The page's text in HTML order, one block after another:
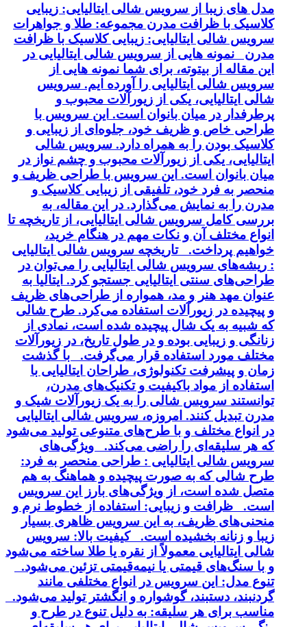
مدل های زیبا از سرویس شالی ایتالیایی: زیبایی
کلاسیک با ظرافت مدرن مجموعه: طلا و جواهرات
سرویس شالی ایتالیایی: زیبایی کلاسیک با ظرافت
مدرن نمونه هایی از سرویس شالی ایتالیایی در
این مقاله از بیتوته، برای شما نمونه هایی از
سرویس شالی ایتالیایی را آورده ایم. سرویس
شالی ایتالیایی، یکی از زیورآلات محبوب و
پرطرفدار در میان بانوان است. این سرویس با
طراحی خاص و ظریف خود، جلوه‌ای از زیبایی و
کلاسیک بودن را به همراه دارد. سرویس شالی
ایتالیایی، یکی از زیورآلات محبوب و چشم نواز در
میان بانوان است. این سرویس با طراحی ظریف و
منحصر به فرد خود، تلفیقی از زیبایی کلاسیک و
مدرن را به نمایش می‌گذارد. در این مقاله، به
بررسی کامل سرویس شالی ایتالیایی، از تاریخچه تا
انواع مختلف آن و نکات مهم در هنگام خرید،
خواهیم پرداخت. تاریخچه سرویس شالی ایتالیایی
: ریشه‌های سرویس شالی ایتالیایی را می‌توان در
طراحی‌های سنتی ایتالیایی جستجو کرد. ایتالیا به
عنوان مهد هنر و مد، همواره از طراحی‌های ظریف
و پیچیده در زیورآلات استفاده می‌کرد. طرح شالی
که شبیه به یک شال پیچیده شده است، نمادی از
زنانگی و زیبایی بوده و در طول تاریخ، در زیورآلات
مختلف مورد استفاده قرار می‌گرفت. با گذشت
زمان و پیشرفت تکنولوژی، طراحان ایتالیایی با
استفاده از مواد باکیفیت و تکنیک‌های مدرن،
توانستند سرویس شالی را به یک زیورآلات شیک و
مدرن تبدیل کنند. امروزه، سرویس شالی ایتالیایی
در انواع مختلف و با طرح‌های متنوعی تولید می‌شود
که هر سلیقه‌ای را راضی می‌کند. ویژگی‌های
سرویس شالی ایتالیایی : طراحی منحصر به فرد:
طرح شالی که به صورت پیچیده و هماهنگ به هم
متصل شده است، از ویژگی‌های بارز این سرویس
است. ظرافت و زیبایی: استفاده از خطوط نرم و
منحنی‌های ظریف، به این سرویس ظاهری بسیار
زیبا و زنانه بخشیده است. کیفیت بالا: سرویس
شالی ایتالیایی معمولاً از نقره یا طلا ساخته می‌شود
و با سنگ‌های قیمتی یا نیمه‌قیمتی تزئین می‌شود.
تنوع مدل: این سرویس در انواع مختلفی مانند
گردنبند، دستبند، گوشواره و انگشتر تولید می‌شود.
مناسب برای هر سلیقه: به دلیل تنوع در طرح و